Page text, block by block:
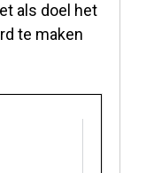
als doel het
te maken